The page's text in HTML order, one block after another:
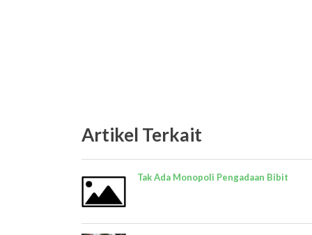
Artikel Terkait
Tak Ada Monopoli Pengadaan Bibit